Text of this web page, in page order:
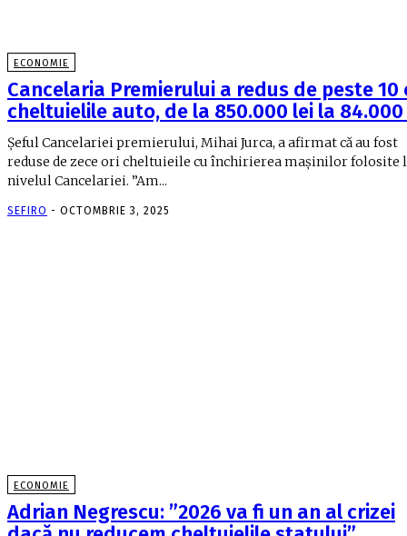
ECONOMIE
Cancelaria Premierului a redus de peste 10
cheltuielile auto, de la 850.000 lei la
Şeful Cancelariei premierului, Mihai Jurca, a afirmat că au fost
reduse de zece ori cheltuieile cu închirierea maşinilor folosite
nivelul Cancelariei. ”Am...
SEFIRO - OCTOMBRIE 3, 2025
ECONOMIE
Adrian Negrescu: ”2026 va fi un an al crizei